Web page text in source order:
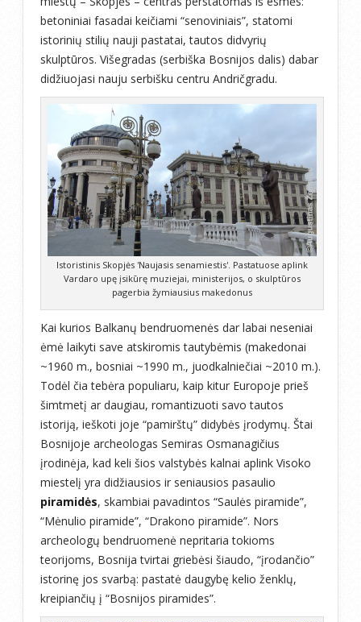
betoniniai fasadai keičiami “senoviniais”, statomi
istorinių stilių nauji pastatai, tautos didvyrių
skulptūros. Višegradas (serbiška Bosnijos dalis) dabar
didžiuojasi nauju serbišku centru Andričgradu.
Istoristinis Skopjės 'Naujasis senamiestis'. Pastatuose aplink
Vardaro upę įsikūrę muziejai, ministerijos, o skulptūros
pagerbia žymiausius makedonus
Kai kurios Balkanų bendruomenės dar labai neseniai
ėmė laikyti save atskiromis tautybėmis (makedonai
~1960 m., bosniai ~1990 m., juodkalniečiai ~2010 m.).
Todėl čia tebėra populiaru, kaip kitur Europoje prieš
šimtmetį ar daugiau, romantizuoti savo tautos
istoriją, ieškoti joje “pamirštų” didybės įrodymų. Štai
Bosnijoje archeologas Semiras Osmanagičius
įrodinėja, kad keli šios valstybės kalnai aplink Visoko
miestelį yra didžiausios ir seniausios pasaulio
piramidės, skambiai pavadintos “Saulės piramide”,
“Mėnulio piramide”, “Drakono piramide”. Nors
archeologų bendruomenė nepritaria tokioms
teorijoms, Bosnija tvirtai griebėsi šiaudo, “įrodančio”
istorinę jos svarbą: pastatė daugybę kelio ženklų,
kreipiančių į “Bosnijos piramides”.